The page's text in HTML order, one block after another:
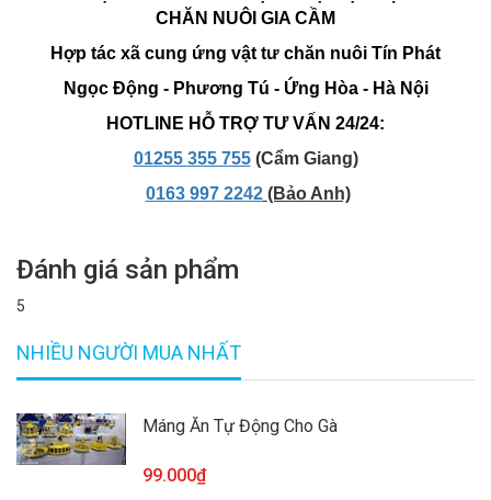
CHĂN NUÔI GIA CẦM
Hợp tác xã cung ứng vật tư chăn nuôi Tín Phát
Ngọc Động - Phương Tú - Ứng Hòa - Hà Nội
HOTLINE HỖ TRỢ TƯ VẤN 24/24:
01255 355 755(Cẩm Giang)
0163 997 2242 (Bảo Anh)
Đánh giá sản phẩm
5
NHIỀU NGƯỜI MUA NHẤT
Máng Ăn Tự Động Cho Gà
99.000₫